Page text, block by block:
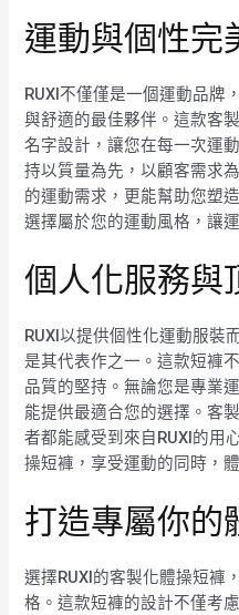
運動與個性完
RUXI不僅僅是一個運動品牌
與舒適的最佳夥伴。這款客
名字設計，讓您在每一次運
持以質量為先，以顧客需求
的運動需求，更能幫助您塑
選擇屬於您的運動風格，讓
個人化服務與
RUXI以提供個性化運動服裝
是其代表作之一。這款短褲
品質的堅持。無論您是專業
能提供最適合您的選擇。客
者都能感受到來自RUXI的用
操短褲，享受運動的同時，
打造專屬你的
選擇RUXI的客製化體操短褲
格。這款短褲的設計不僅考